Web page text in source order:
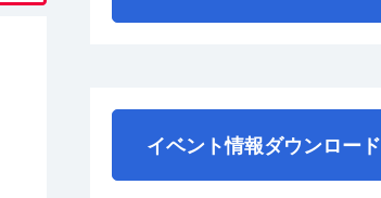
イベント情報ダウンロード